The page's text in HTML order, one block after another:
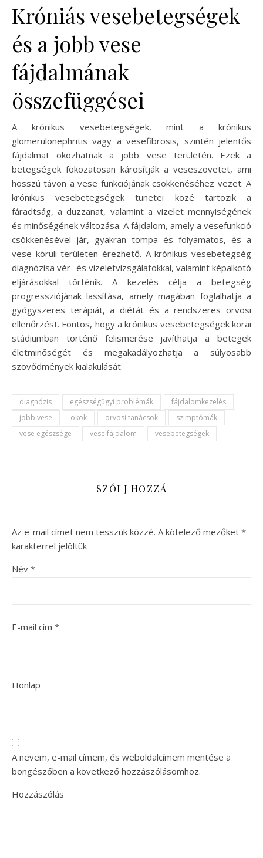
Króniás vesebetegségek
és a jobb vese
fájdalmának
összefüggései
A krónikus vesebetegségek, mint a krónikus
glomerulonephritis vagy a vesefibrosis, szintén jelentős
fájdalmat okozhatnak a jobb vese területén. Ezek a
betegségek fokozatosan károsítják a veseszövetet, ami
hosszú távon a vese funkciójának csökkenéséhez vezet. A
krónikus vesebetegségek tünetei közé tartozik a
fáradtság, a duzzanat, valamint a vizelet mennyiségének
és minőségének változása. A fájdalom, amely a vesefunkció
csökkenésével jár, gyakran tompa és folyamatos, és a
vese körüli területen érezhető. A krónikus vesebetegség
diagnózisa vér- és vizeletvizsgálatokkal, valamint képalkotó
eljárásokkal történik. A kezelés célja a betegség
progressziójának lassítása, amely magában foglalhatja a
gyógyszeres terápiát, a diétát és a rendszeres orvosi
ellenőrzést. Fontos, hogy a krónikus vesebetegségek korai
stádiumban történő felismerése javíthatja a betegek
életminőségét és megakadályozhatja a súlyosabb
szövődmények kialakulását.
diagnózis egészségügyi problémák
fájdalomkezelés
jobb vese
okok orvosi tanácsok
szimptómák
vese egészsége
vese fájdalom vesebetegségek
SZÓLJ HOZZÁ
Az e-mail címet nem tesszük közzé. A kötelező mezőket *
karakterrel jelöltük
Név *
E-mail cím *
Honlap
A nevem, e-mail címem, és weboldalcímem mentése a
böngészőben a következő hozzászólásomhoz.
Hozzászólás